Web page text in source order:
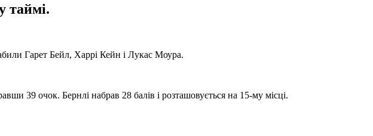
таймі.
Гарет Бейл, Харрі Кейн і Лукас Моура.
39 очок. Бернлі набрав 28 балів і розташовується на 15-му місці.